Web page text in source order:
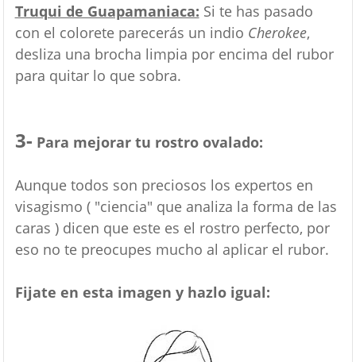
Truqui de Guapamaniaca: Si te has pasado
con el colorete parecerás un indio Cherokee,
desliza una brocha limpia por encima del rubor
para quitar lo que sobra.
3- Para mejorar tu rostro ovalado:
Aunque todos son preciosos los expertos en
visagismo ( "ciencia" que analiza la forma de las
caras ) dicen que este es el rostro perfecto, por
eso no te preocupes mucho al aplicar el rubor.
Fijate en esta imagen y hazlo igual: